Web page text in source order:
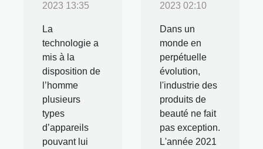
2023 13:35
La
technologie a
mis à la
disposition de
l’homme
plusieurs
types
d’appareils
pouvant lui
2023 02:10
Dans un
monde en
perpétuelle
évolution,
l'industrie des
produits de
beauté ne fait
pas exception.
L'année 2021